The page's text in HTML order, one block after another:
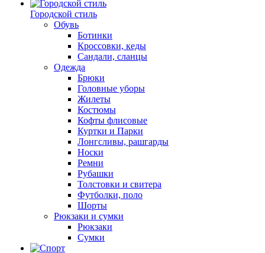
Городской стиль
Обувь
Ботинки
Кроссовки, кеды
Сандали, сланцы
Одежда
Брюки
Головные уборы
Жилеты
Костюмы
Кофты флисовые
Куртки и Парки
Лонгсливы, рашгарды
Носки
Ремни
Рубашки
Толстовки и свитера
Футболки, поло
Шорты
Рюкзаки и сумки
Рюкзаки
Сумки